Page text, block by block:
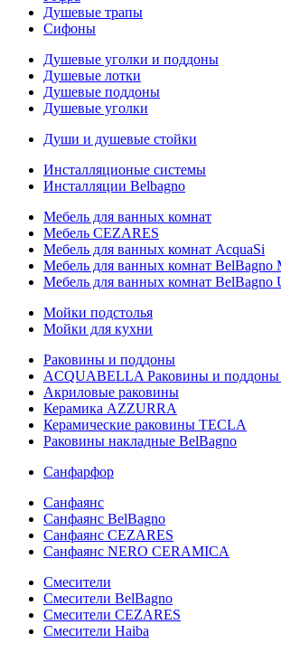
Душевые трапы
Сифоны
Душевые уголки и поддоны
Душевые лотки
Душевые поддоны
Душевые уголки
Души и душевые стойки
Инсталляционые системы
Инсталляции Belbagno
Мебель для ванных комнат
Мебель CEZARES
Мебель для ванных комнат AcquaSi
Мебель для ванных комнат BelBagno
Мебель для ванных комнат BelBagno
Мойки подстолья
Мойки для кухни
Раковины и поддоны
ACQUABELLA Раковины и поддоны
Акриловые раковины
Керамика AZZURRA
Керамические раковины TECLA
Раковины накладные BelBagno
Санфарфор
Санфаянс
Санфаянс BelBagno
Санфаянс CEZARES
Санфаянс NERO CERAMICA
Смесители
Смесители BelBagno
Смесители CEZARES
Смесители Haiba